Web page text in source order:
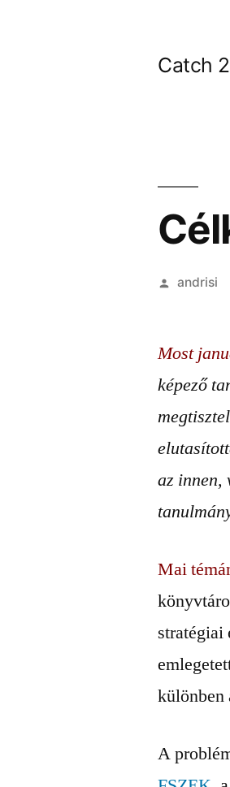
Catch
Posted
andrisi
Most
képező
az innen,
Mai
stratégiai
különben
A